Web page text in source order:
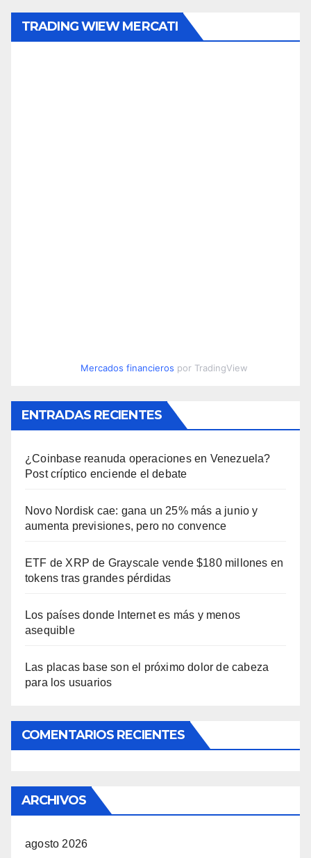
TRADING WIEW MERCATI
Mercados financieros por TradingView
ENTRADAS RECIENTES
¿Coinbase reanuda operaciones en Venezuela?
Post críptico enciende el debate
Novo Nordisk cae: gana un 25% más a junio y
aumenta previsiones, pero no convence
ETF de XRP de Grayscale vende $180 millones en
tokens tras grandes pérdidas
Los países donde Internet es más y menos
asequible
Las placas base son el próximo dolor de cabeza
para los usuarios
COMENTARIOS RECIENTES
ARCHIVOS
agosto 2026